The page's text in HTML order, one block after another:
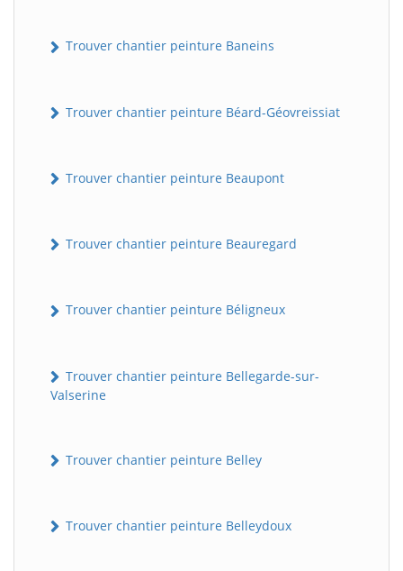
Trouver chantier peinture Baneins
Trouver chantier peinture Béard-Géovreissiat
Trouver chantier peinture Beaupont
Trouver chantier peinture Beauregard
Trouver chantier peinture Béligneux
Trouver chantier peinture Bellegarde-sur-
Valserine
Trouver chantier peinture Belley
Trouver chantier peinture Belleydoux